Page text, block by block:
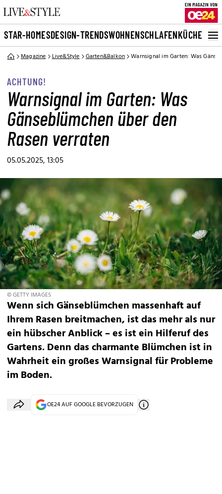
STAR-HOMESDESIGN-TRENDSWOHNENSCHLAFENKÜCHE BAD
Magazine Live&Style Garten&Balkon Warnsignal im Garten: Was
ACHTUNG!
Warnsignal im Garten: Was
Gänseblümchen über den
Rasen verraten
05.05.2025, 13:05
© GETTY IMAGES
Wenn sich Gänseblümchen massenhaft auf
Ihrem Rasen breitmachen, ist das mehr als nur
ein hübscher Anblick – es ist ein Hilferuf des
Gartens. Denn das charmante Blümchen ist in
Wahrheit ein großes Warnsignal für Probleme
im Boden.
OE24 AUF GOOGLE BEVORZUGEN